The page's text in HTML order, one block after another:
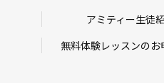
アミティー生徒
無料体験レッスンのお